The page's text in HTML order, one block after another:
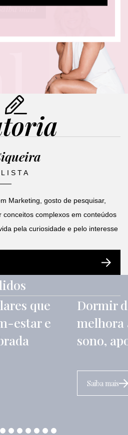
Marketing, gosto de pesquisar,
complexos em conteúdos
pela curiosidade e pelo interesse
que
estar e
Dormir
melhora
sono,
Saiba mais